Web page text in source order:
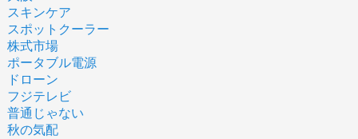
スキンケア
スポットクーラー
株式市場
ポータブル電源
ドローン
フジテレビ
普通じゃない
秋の気配